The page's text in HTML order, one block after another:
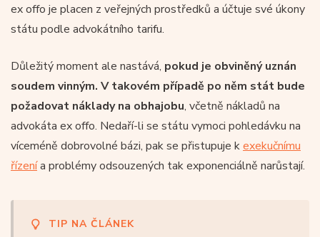
ex offo je placen z veřejných prostředků a účtuje své úkony
státu podle advokátního tarifu.
Důležitý moment ale nastává, pokud je obviněný uznán
soudem vinným. V takovém případě po něm stát bude
požadovat náklady na obhajobu, včetně nákladů na
advokáta ex offo. Nedaří-li se státu vymoci pohledávku na
víceméně dobrovolné bázi, pak se přistupuje kexekučnímu
řízenía problémy odsouzených tak exponenciálně narůstají.
TIP NA ČLÁNEK